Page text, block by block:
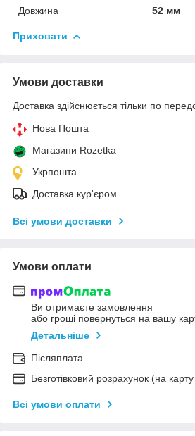
Довжина
52 мм
Приховати
Умови доставки
Доставка здійснюється тільки по
Нова Пошта
Магазини Rozetka
Укрпошта
Доставка кур'єром
Всі умови доставки
Умови оплати
Ви отримаєте замовлення
або гроші повернуться на вашу
Детальніше
Післяплата
Безготівковий розрахунок (на
Всі умови оплати